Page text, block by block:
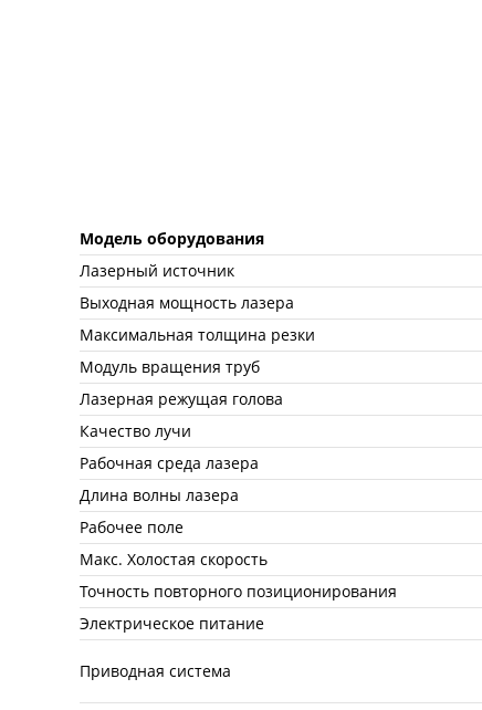
Модель оборудования
Лазерный источник
Выходная мощность лазера
Максимальная толщина резки
Модуль вращения труб
Лазерная режущая голова
Качество лучи
Рабочная среда лазера
Длина волны лазера
Рабочее поле
Макс. Холостая скорость
Точность повторного позиционирования
Электрическое питание
Приводная система